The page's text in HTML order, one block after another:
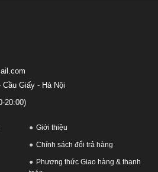
Giấy - Hà Nội
20:00)
Giới thiệu
Chính sách đổi trả hàng
Phương thức Giao hàng & thanh